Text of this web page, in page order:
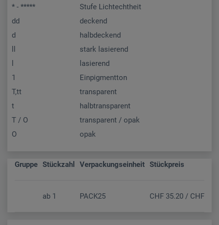
* - *****
Stufe Lichtechtheit
dd
deckend
d
halbdeckend
stark lasierend
lasierend
1
Einpigmentton
T,tt
transparent
t
halbtransparent
T / O
transparent / opak
O
opak
Gruppe Stückzahl Verpackungseinheit Stückpreis
ab 1 PACK25 CHF 35.20 / CHF